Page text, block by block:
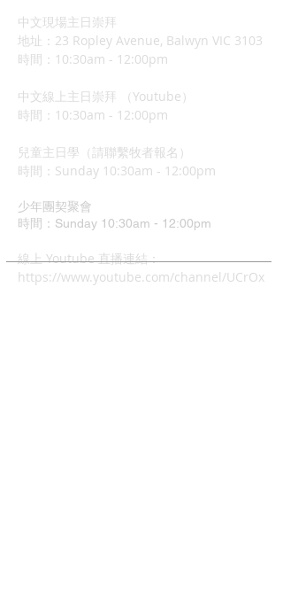
中文現場主日崇拜
地址：23 Ropley Avenue, Balwyn VIC 3103
時間：10:30am - 12:00pm
中文線上主日崇拜 （Youtube）
時間：10:30am - 12:00pm
兒童主日學（請聯繫牧者報名）
​時間：Sunday 10:30am - 12:00pm
少年團契聚會
時間：Sunday 10:30am - 12:00pm
​線上 Youtube 直播連結：
https://www.youtube.com/channel/UCrOx